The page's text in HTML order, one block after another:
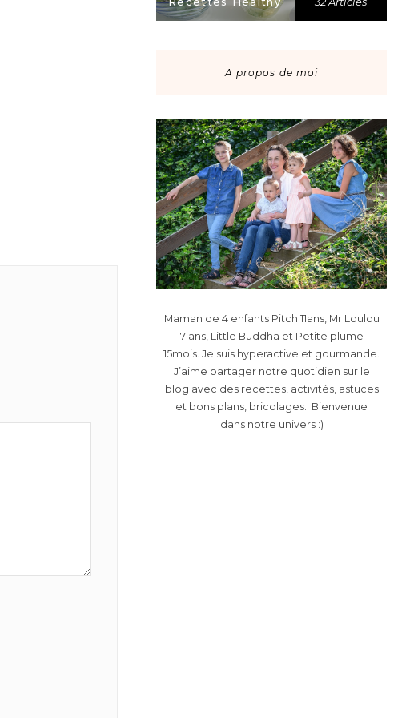
A propos de moi
Maman de 4 enfants Pitch 11ans, Mr Loulou
7 ans, Little Buddha et Petite plume
15mois. Je suis hyperactive et gourmande.
J’aime partager notre quotidien sur le
blog avec des recettes, activités, astuces
et bons plans, bricolages.. Bienvenue
dans notre univers :)